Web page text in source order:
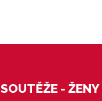
SOUTĚŽE - ŽENY